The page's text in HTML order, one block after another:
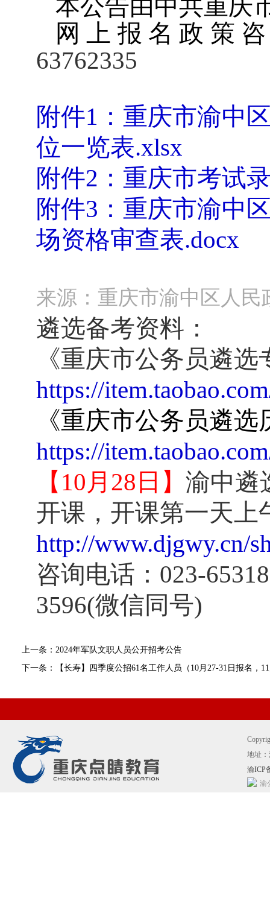
本公告由中共重庆
网上报名政策
63762335
附件1 ：重庆市渝中
位一览表.xlsx
附件2 ：重庆市考试
附件3 ：重庆市渝中
场资格审查表.docx
来源：重庆市渝中区人民
遴选备考资料：
《重庆市公务员遴
https://
《重庆市公务员遴
https://
【 10月 28 日】 渝中遴
开课，开课第一天上
http://www.djgwy.cn/
咨询电话： 023-
3596(微信同号)
上一条：2024年军队文职人员公开招考公告
下一条：【长寿】四季度公招61名工作人员（10月27-31日报名，
地址
渝ICP
渝